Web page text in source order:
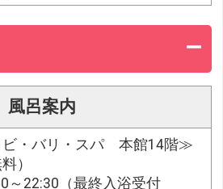
風呂案内
・バリ・スパ 本館14階≫
）
～22:30（最終入浴受付